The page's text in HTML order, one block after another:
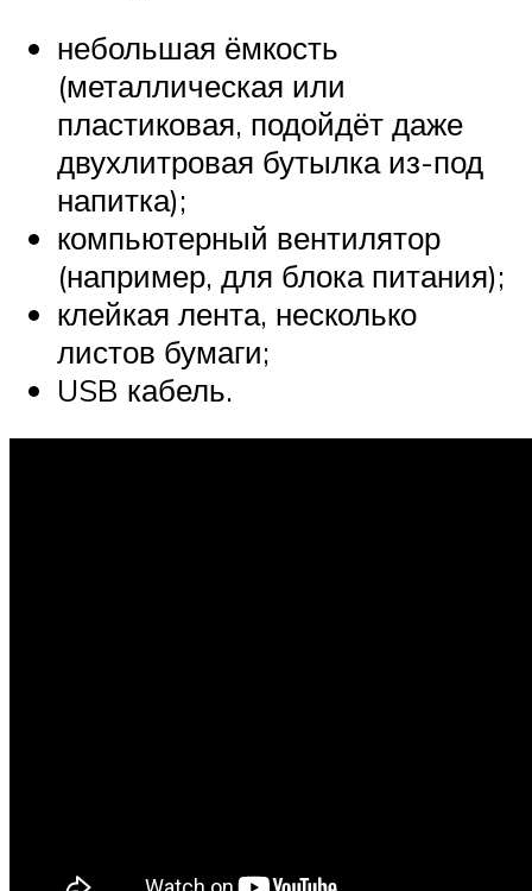
небольшая ёмкость
(металлическая или
пластиковая, подойдёт даже
двухлитровая бутылка из-под
напитка);
компьютерный вентилятор
(например, для блока питания);
клейкая лента, несколько
листов бумаги;
USB кабель.